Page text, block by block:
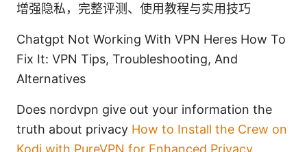
增强隐私，完整评测、使用教程与实用技巧
Chatgpt Not Working With VPN Heres How To
Fix It: VPN Tips, Troubleshooting, And
Alternatives
Does nordvpn give out your information the
truth about privacy How to Install the Crew on
Kodi with PureVPN for Enhanced Privacy